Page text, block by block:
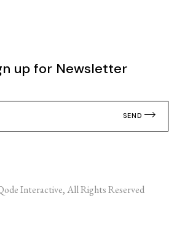
up for Newsletter
SEND
Interactive, All Rights Reserved